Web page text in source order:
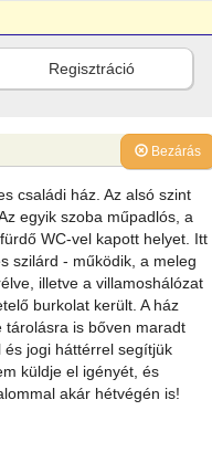
Regisztráció
Bezárás
családi ház. Az alsó szint
egyik szoba műpadlós, a
WC-vel kapott helyet. Itt
szilárd - működik, a meleg
illetve a villamoshálózat
burkolat került. A ház
tárolásra is bőven maradt
és jogi háttérrel segítjük
küldje el igényét, és
akár hétvégén is!